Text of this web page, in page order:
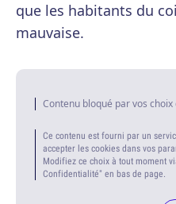
que les habitants du
mauvaise.
Contenu bloqué par vos choix
Ce contenu est fourni par un
accepter les cookies dans vos
Modifiez ce choix à tout moment
Confidentialité" en bas de page.